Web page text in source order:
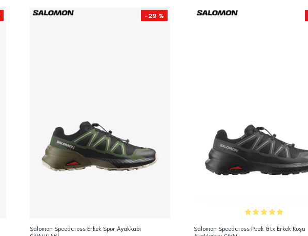
-29 %
Salomon Speedcross Erkek Spor Ayakkabı
Salomon Speedcross Peak Gtx Erkek Koşu